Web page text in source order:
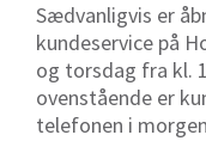
Sædvanligvis er
kundeservice på
og torsdag fra kl.
ovenstående er
telefonen i